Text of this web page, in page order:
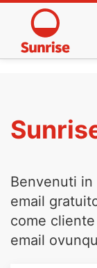
Benvenuti in
email
come
email